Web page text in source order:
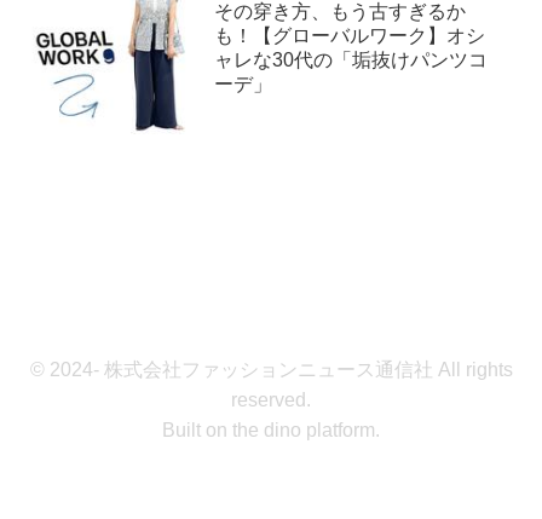
その穿き方、もう古すぎるか
も！【グローバルワーク】オシ
ャレな30代の「垢抜けパンツコ
ーデ」
© 2024- 株式会社ファッションニュース通信社 All rights
reserved.
Built on the dino platform.